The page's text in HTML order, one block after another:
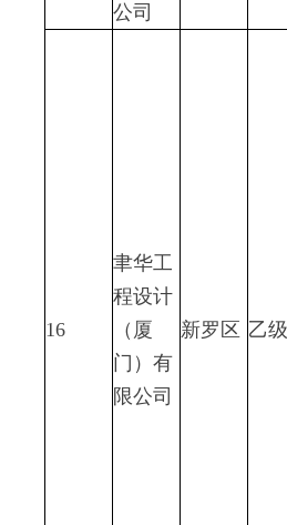
公司
16
聿华工
程设计
（厦
门）有
限公司
新罗区 乙级